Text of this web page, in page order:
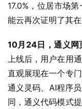
17.0%，位居市场
能云再次证明了其
10月24日，通义网
上线后，用户在用
直观展现在一个专
通义灵码、AI程序
同，通义代码模式